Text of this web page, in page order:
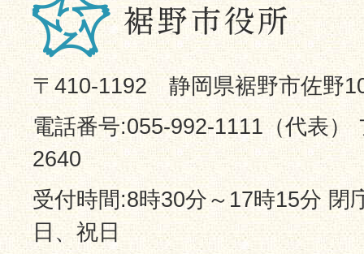
〒410-1192 静岡県裾野市佐野
電話番号:055-992-1111（代表）
2640
受付時間:8時30分～17時15分 閉
日、祝日